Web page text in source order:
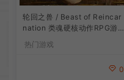
轮回之兽 / Beast of Reincar
nation 类魂硬核动作RPG游
热门游戏
0